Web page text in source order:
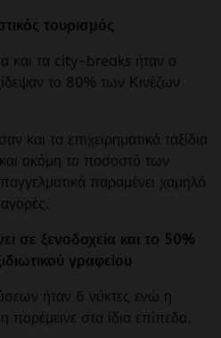
τουρισμός
και τα city-breaks ήταν ο
το 80% των Κινέζων
και τα επιχειρηματικά ταξίδια
ακόμη το ποσοστό των
παραμένει χαμηλό
σε ξενοδοχεία και το 50%
γραφείου
ήταν 6 νύκτες ενώ η
παρέμεινε στα ίδια επίπεδα.